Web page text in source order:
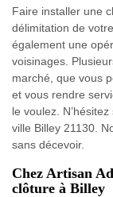
Faire installer une
délimitation de
également une
voisinages.
marché, que vous
et vous rendre
le voulez.
ville Billey 21130.
sans décevoir.
Chez Artisan
clôture à Billey